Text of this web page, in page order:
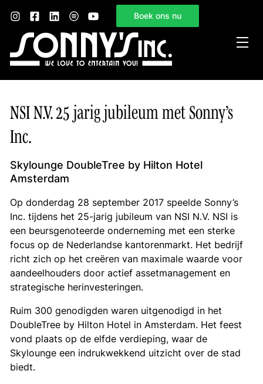
Boek ons nu
Sonny’s Inc.
Mogelijkheden
Gelegenheden
Nieuws
Contact
NSI N.V. 25 jarig jubileum met Sonny’s
Inc.
Skylounge DoubleTree by Hilton Hotel
Amsterdam
Op donderdag 28 september 2017 speelde Sonny’s
Inc. tijdens het 25-jarig jubileum van NSI N.V. NSI is
een beursgenoteerde onderneming met een sterke
focus op de Nederlandse kantorenmarkt. Het bedrijf
richt zich op het creëren van maximale waarde voor
aandeelhouders door actief assetmanagement en
strategische herinvesteringen.
Ruim 300 genodigden waren uitgenodigd in het
DoubleTree by Hilton Hotel in Amsterdam. Het feest
vond plaats op de elfde verdieping, waar de
Skylounge een indrukwekkend uitzicht over de stad
biedt.